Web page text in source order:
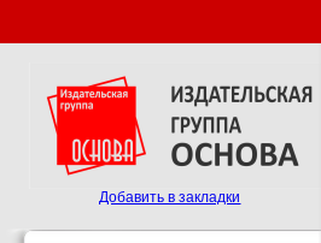
Добавить в закладки